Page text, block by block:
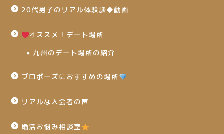
20代男子のリアル体験談◆動画
オススメ！デート場所
九州のデート場所の紹介
プロポーズにおすすめの場所
リアルな入会者の声
婚活お悩み相談室